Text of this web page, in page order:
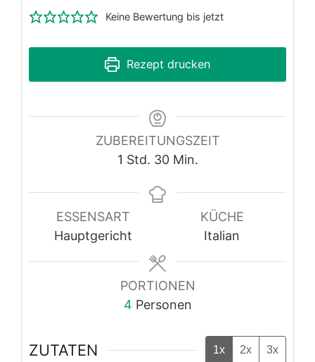
Keine Bewertung bis jetzt
Rezept drucken
ZUBEREITUNGSZEIT
1 Stunde
Std. 30Minuten
Min.
ESSENSART
Hauptgericht
KÜCHE
Italian
PORTIONEN
4 Personen
ZUTATEN 1x 2x 3x